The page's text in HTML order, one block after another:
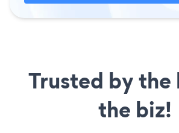
Trusted by the
the biz!